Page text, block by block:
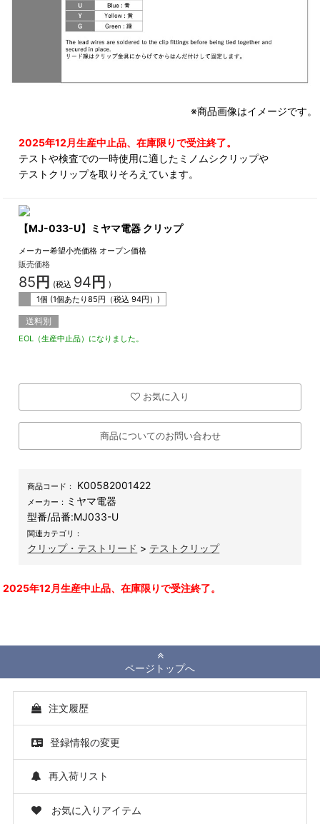
※商品画像はイメージです。
2025年12月生産中止品、在庫限りで受注終了。
テストや検査での一時使用に適したミノムシクリップや
テストクリップを取りそろえています。
【MJ-033-U】ミヤマ電器 クリップ
メーカー希望小売価格 オープン価格
販売価格
85 円 (税込 94 円 )
1個 (1個あたり85円（税込94円）)
送料別
EOL（生産中止品）になりました。
お気に入り
商品についてのお問い合わせ
商品コード： K00582001422
メーカー： ミヤマ電器
型番/品番:MJ033-U
関連カテゴリ：
クリップ・テストリード > テストクリップ
2025年12月生産中止品、在庫限りで受注終了。
ページトップへ
注文履歴
登録情報の変更
再入荷リスト
お気に入りアイテム